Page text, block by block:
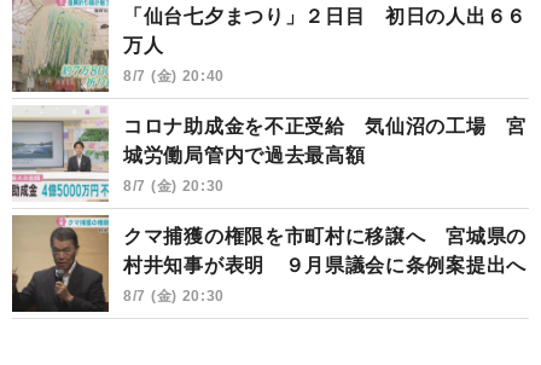
「仙台七夕まつり」２日目 初日の人出６６
万人
8/7 (金) 20:40
コロナ助成金を不正受給 気仙沼の工場 宮
城労働局管内で過去最高額
8/7 (金) 20:30
クマ捕獲の権限を市町村に移譲へ 宮城県の
村井知事が表明 ９月県議会に条例案提出へ
8/7 (金) 20:30